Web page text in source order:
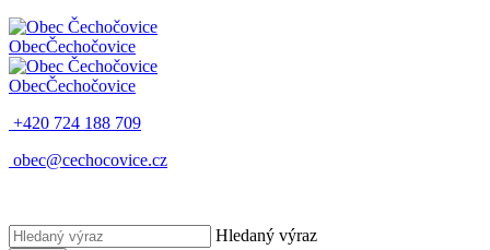
ObecČechočovice
ObecČechočovice
+420 724 188 709
obec@cechocovice.cz
Hledaný výraz